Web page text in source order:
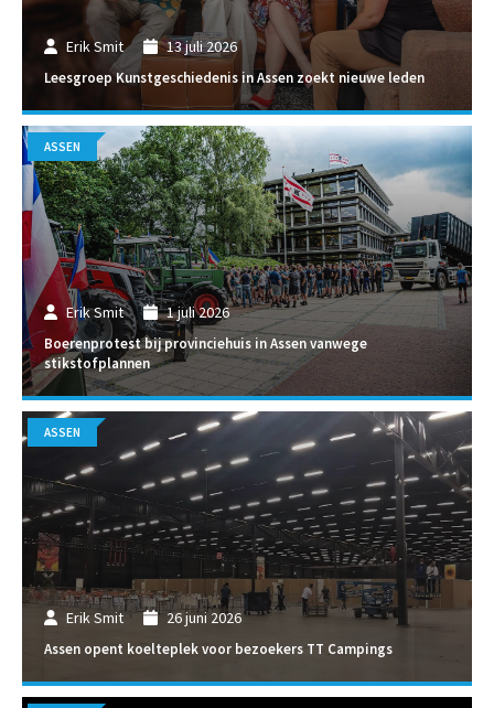
Erik Smit 13 juli 2026
Leesgroep Kunstgeschiedenis in Assen zoekt nieuwe leden
Erik Smit 1 juli 2026
Boerenprotest bij provinciehuis in Assen vanwege
stikstofplannen
ASSEN
Erik Smit 26 juni 2026
Assen opent koelteplek voor bezoekers TT Campings
ASSEN